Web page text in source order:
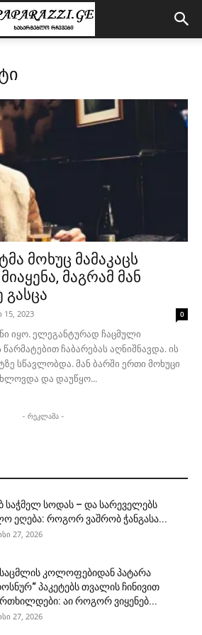
მოხუც მამაკაცს
მაგრამ მან
გასცა
15, 2023 0
იყო. ელეგანტურად ჩაცმული
ჩაბარებას აღნიშნავდა. ის
სწავლობდა. მან ბარში ერთი მოხუცი
და დაუწყო...
- რეკლამა -
საჭმელ სოდას – და სარეველებს
ეღება: როგორ ვაშრობ ჭანგასა...
27, 2026
კოლოფებიდან პატარა
პაკეტებს თვალის ჩინივით
აი როგორ ვიყენებ...
27, 2026